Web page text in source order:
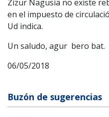
Zizur Nagusia no existe
en el impuesto de
Ud indica.
Un saludo, agur bero bat.
06/05/2018
Buzón de sugerencias